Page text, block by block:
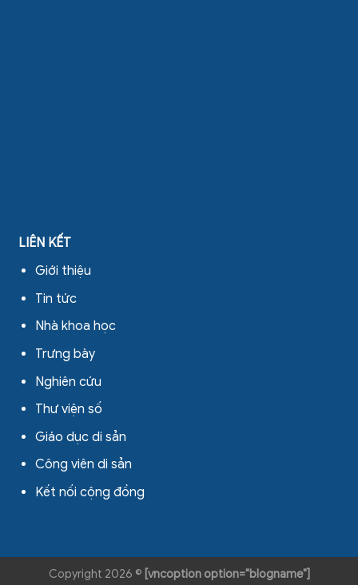
LIÊN KẾT
Giới thiệu
Tin tức
Nhà khoa học
Trưng bày
Nghiên cứu
Thư viện số
Giáo dục di sản
Công viên di sản
Kết nối cộng đồng
Copyright 2026 © [vncoption option="blogname"]